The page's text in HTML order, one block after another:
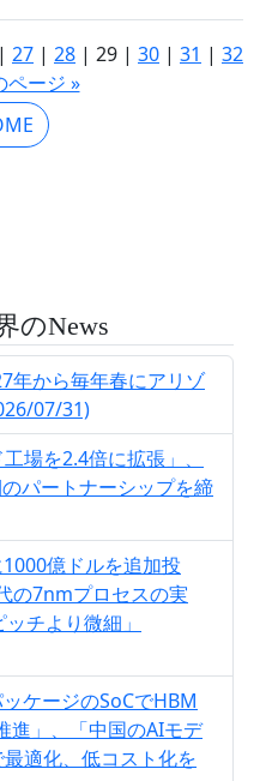
| 27 | 28 | 29 | 30 | 31 | 32
ページ »
のNews
年から毎年春にアリゾ
07/31)
場を2.4倍に拡張」、
パートナーシップを締
1000億ドルを追加投
の7nmプロセスの実
チより微細」
ケージのSoCでHBM
進」、「中国のAIモデ
適化、低コスト化を